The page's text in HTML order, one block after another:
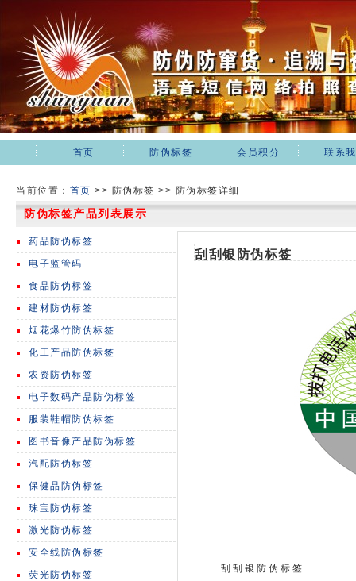
首页 防伪标签 会员积分 联系
当前位置： 首页 >> 防伪标签 >> 防伪标签详细
防伪标签产品列表展示
药品防伪标签
电子监管码
食品防伪标签
建材防伪标签
烟花爆竹防伪标签
化工产品防伪标签
农资防伪标签
电子数码产品防伪标签
服装鞋帽防伪标签
图书音像产品防伪标签
汽配防伪标签
保健品防伪标签
珠宝防伪标签
激光防伪标签
安全线防伪标签
荧光防伪标签
刮刮银防伪标签
刮刮银防伪标签